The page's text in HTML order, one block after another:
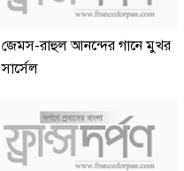
জেমস-রাহুল আনন্দের গানে মুখর
সার্সেল